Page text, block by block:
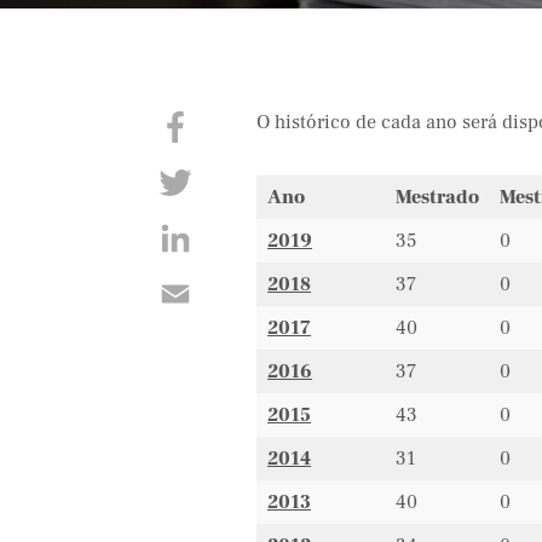
O histórico de cada ano será
Ano Mestrado
2019
35
0
2018
37
0
2017
40
0
2016
37
0
2015
43
0
2014
31
0
2013
40
0